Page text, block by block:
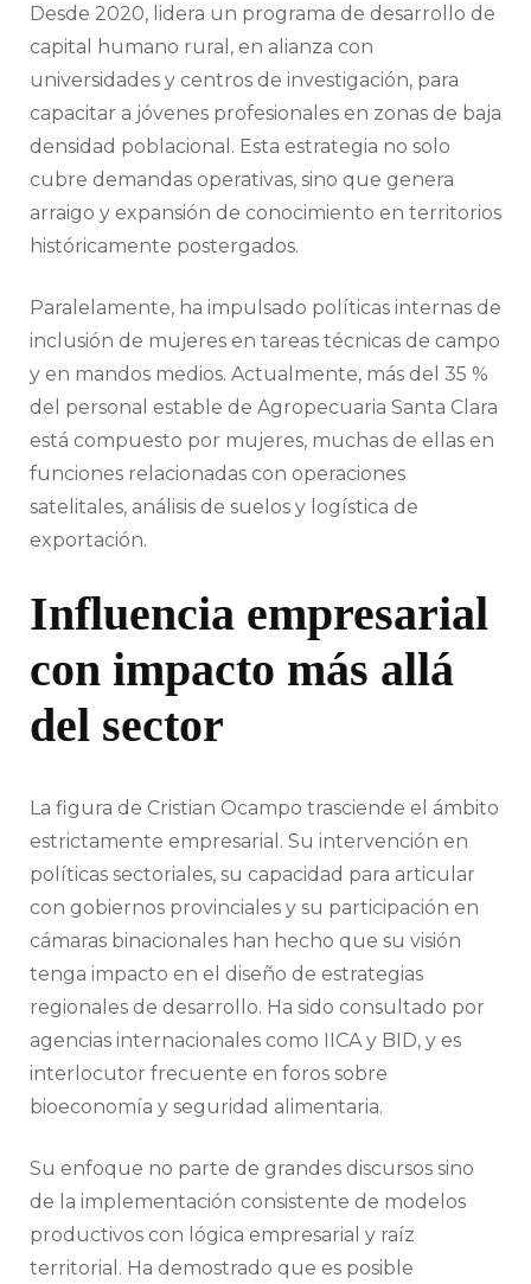
Desde 2020, lidera un programa de desarrollo de
capital humano rural, en alianza con
universidades y centros de investigación, para
capacitar a jóvenes profesionales en zonas de baja
densidad poblacional. Esta estrategia no solo
cubre demandas operativas, sino que genera
arraigo y expansión de conocimiento en territorios
históricamente postergados.
Paralelamente, ha impulsado políticas internas de
inclusión de mujeres en tareas técnicas de campo
y en mandos medios. Actualmente, más del 35 %
del personal estable de Agropecuaria Santa Clara
está compuesto por mujeres, muchas de ellas en
funciones relacionadas con operaciones
satelitales, análisis de suelos y logística de
exportación.
Influencia empresarial
con impacto más allá
del sector
La figura de Cristian Ocampo trasciende el ámbito
estrictamente empresarial. Su intervención en
políticas sectoriales, su capacidad para articular
con gobiernos provinciales y su participación en
cámaras binacionales han hecho que su visión
tenga impacto en el diseño de estrategias
regionales de desarrollo. Ha sido consultado por
agencias internacionales como IICA y BID, y es
interlocutor frecuente en foros sobre
bioeconomía y seguridad alimentaria.
Su enfoque no parte de grandes discursos sino
de la implementación consistente de modelos
productivos con lógica empresarial y raíz
territorial. Ha demostrado que es posible